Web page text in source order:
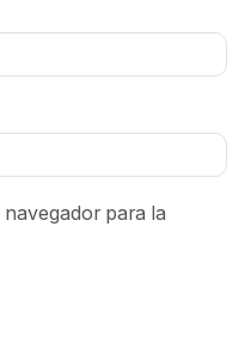
para la